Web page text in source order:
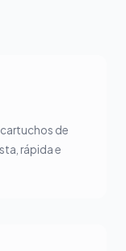
de
rápida e